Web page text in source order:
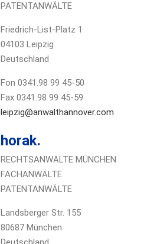
PATENTANWÄLTE
Friedrich-List-Platz 1
04103 Leipzig
Deutschland
Fon 0341.98 99 45-50
Fax 0341.98 99 45-59
leipzig@anwalthannover.com
horak.
RECHTSANWÄLTE MÜNCHEN
FACHANWÄLTE
PATENTANWÄLTE
Landsberger Str. 155
80687 München